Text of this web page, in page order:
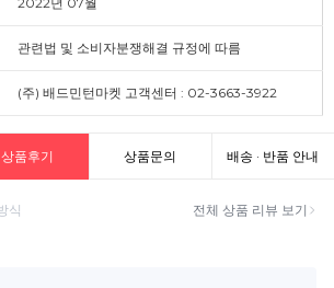
관련법 및 소비자분쟁해결 규정에 따름
(주) 배드민턴마켓 고객센터 : 02-3663-3922
상품후기 상품문의 배송 · 반품 안내